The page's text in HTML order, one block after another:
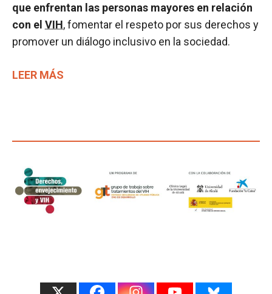
que enfrentan las personas mayores en relación
con el VIH, fomentar el respeto por sus derechos y
promover un diálogo inclusivo en la sociedad.
LEER MÁS